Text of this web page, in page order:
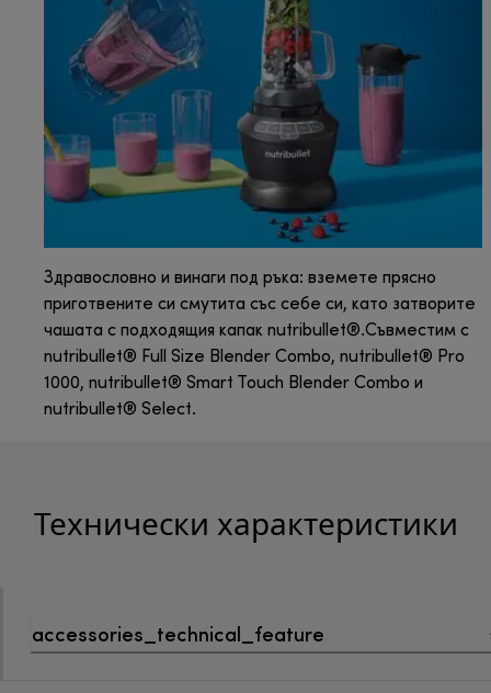
Здравословно и винаги под ръка: вземете прясно
приготвените си смутита със себе си, като затворите
чашата с подходящия капак nutribullet®.Съвместим с
nutribullet® Full Size Blender Combo, nutribullet® Pro
1000, nutribullet® Smart Touch Blender Combo и
nutribullet® Select.
Технически характеристики
accessories_technical_feature